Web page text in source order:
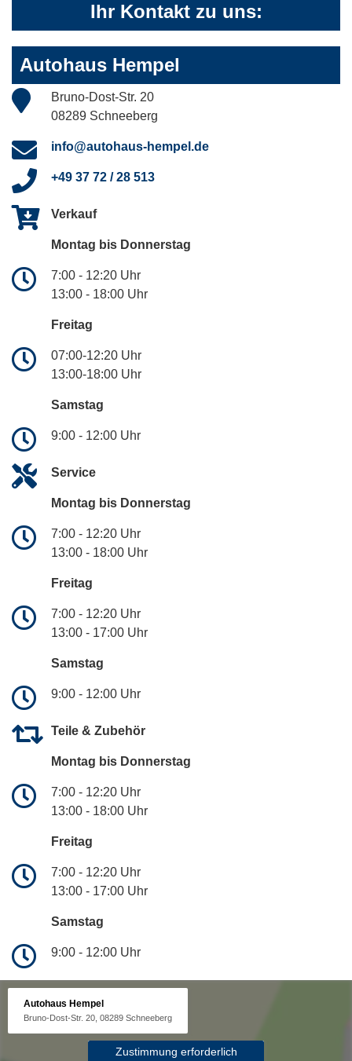
Ihr Kontakt zu uns:
Autohaus Hempel
Bruno-Dost-Str. 20
08289 Schneeberg
info@autohaus-hempel.de
+49 37 72 / 28 513
Verkauf
Montag bis Donnerstag
7:00 - 12:20 Uhr
13:00 - 18:00 Uhr
Freitag
07:00-12:20 Uhr
13:00-18:00 Uhr
Samstag
9:00 - 12:00 Uhr
Service
Montag bis Donnerstag
7:00 - 12:20 Uhr
13:00 - 18:00 Uhr
Freitag
7:00 - 12:20 Uhr
13:00 - 17:00 Uhr
Samstag
9:00 - 12:00 Uhr
Teile & Zubehör
Montag bis Donnerstag
7:00 - 12:20 Uhr
13:00 - 18:00 Uhr
Freitag
7:00 - 12:20 Uhr
13:00 - 17:00 Uhr
Samstag
9:00 - 12:00 Uhr
Autohaus Hempel
Bruno-Dost-Str. 20, 08289 Schneeberg
Zustimmung erforderlich